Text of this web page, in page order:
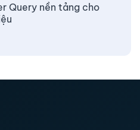
Query nền tảng cho